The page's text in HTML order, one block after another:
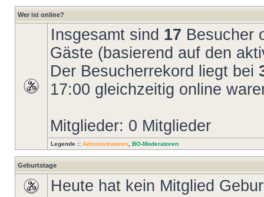
Wer ist online?
Insgesamt sind 17 Besucher
Gäste (basierend auf den
Der Besucherrekord liegt bei
17:00 gleichzeitig online
Mitglieder: 0 Mitglieder
Legende :: Administratoren BO-Moderatoren
Geburtstage
Heute hat kein Mitglied